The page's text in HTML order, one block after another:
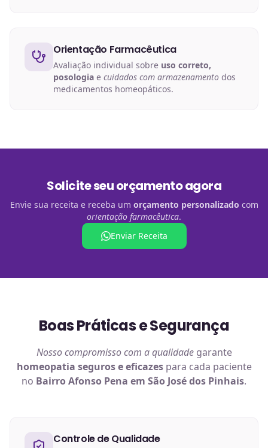
Orientação Farmacêutica
Avaliação individual sobre uso correto,
posologia e cuidados com armazenamento dos
medicamentos homeopáticos.
Solicite seu orçamento agora
Envie sua receita e receba um orçamento personalizado com
orientação farmacêutica.
Enviar Receita
Boas Práticas e Segurança
Nosso compromisso com a qualidadegarante
homeopatia seguros e eficazespara cada paciente
no Bairro Afonso Pena em São José dos Pinhais.
Controle de Qualidade